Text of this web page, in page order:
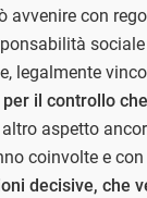
avvenire con
sociale
legalmente
il controllo
altro aspetto
coinvolte e
decisive, che